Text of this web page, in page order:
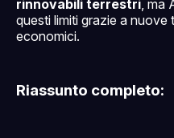
rinnovabili terrestri, ma
questi limiti grazie a
economici.
Riassunto completo: